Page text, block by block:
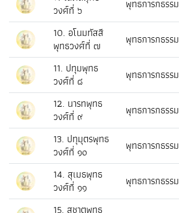
วงศ์ที่ ๖
พุทธการกธรรม
10. อโนมทัสสี
พุทธวงศ์ที่ ๗
พุทธการกธรรม
11. ปทุมพุทธ
วงศ์ที่ ๘
พุทธการกธรรม
12. นารทพุทธ
วงศ์ที่ ๙
พุทธการกธรรม
13. ปทุมุตรพุทธ
วงศ์ที่ ๑๐
พุทธการกธรรม
14. สุเมธพุทธ
วงศ์ที่ ๑๑
พุทธการกธรรม
15. สุชาตพุทธ